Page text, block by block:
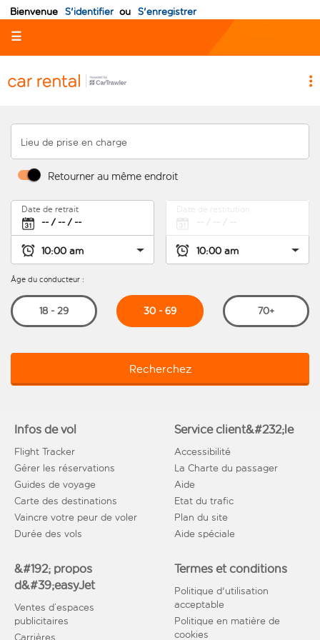
Bienvenue S'identifier ou S'enregistrer
☰
Lieu de prise en charge
Retourner au même endroit
Date de retrait
Âge du conducteur :
18 - 29 30 - 69 70+
Recherchez
Infos de vol
Flight Tracker
Gérer les réservations
Guides de voyage
Carte des destinations
Vaincre votre peur de voler
Durée des vols
Service client&#232;le
Accessibilité
La Charte du passager
Aide
Etat du trafic
Plan du site
Aide spéciale
&#192; propos
d&#39;easyJet
Ventes d’espaces
publicitaires
Carrières
Termes et conditions
Politique d'utilisation
acceptable
Politique en matière de
cookies